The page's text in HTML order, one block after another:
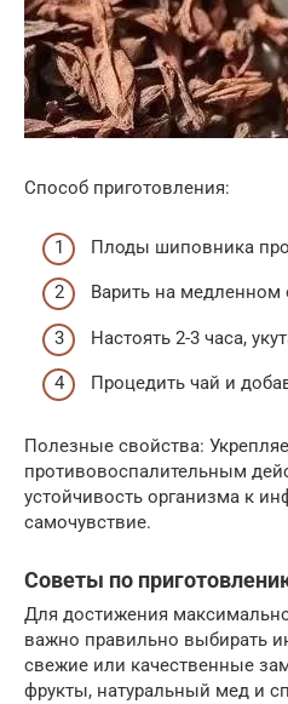
Способ приготовления:
Плоды шиповника
Варить на медленном
Настоять 2-3 часа,
Процедить чай и
Полезные свойства:
противовоспалительным
устойчивость организма к
самочувствие.
Советы по
Для достижения
важно правильно выбирать
свежие или качественные
фрукты, натуральный мед и